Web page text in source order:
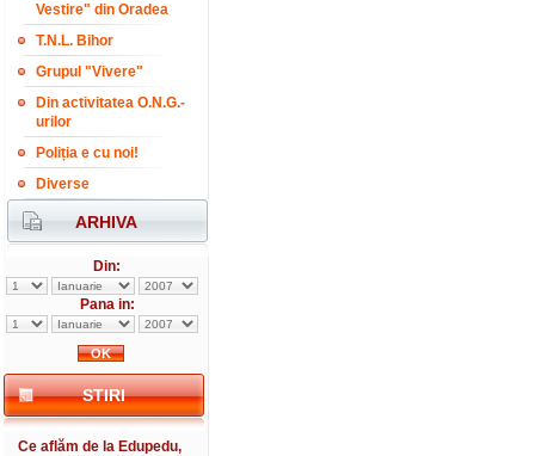
Vestire" din Oradea
T.N.L. Bihor
Grupul "Vivere"
Din activitatea O.N.G.-
urilor
Poliția e cu noi!
Diverse
ARHIVA
Din:
Pana in:
STIRI
Ce aflăm de la Edupedu,